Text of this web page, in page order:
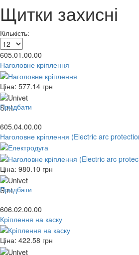
Щитки захисні
Кількість:
605.01.00.00
Наголовне кріплення
Ціна: 577.14 грн
Придбати
605.04.00.00
Наголовне кріплення (Electric arc
Ціна: 980.10 грн
Придбати
606.02.00.00
Кріплення на каску
Ціна: 422.58 грн